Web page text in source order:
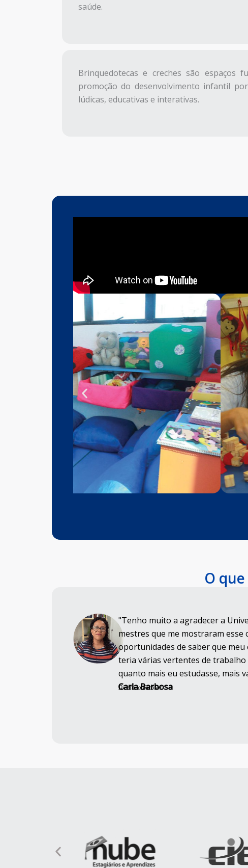
saúde.
Brinquedotecas e creches são espaços
promoção do desenvolvimento infantil
lúdicas, educativas e interativas.
O
"Tenho muito a agradecer a
mestres que me mostraram esse
oportunidades de saber que
teria várias vertentes de
quanto mais eu estudasse, mais
Carla Barbosa
Diretora Escolar